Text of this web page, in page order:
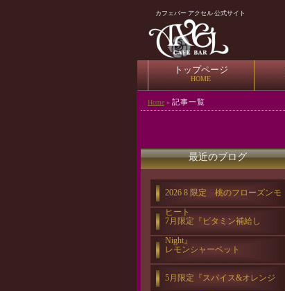
カフェバー アクセル 公式サイト
トップページ
HOME
Home » 記事一覧
最近のブログ
2026 8 限定 桃のフローズンモ
ヒート
7月限定『ビタミン補給し
Night』
レモンシャーベット
5月限定『スパイス&オレンジ